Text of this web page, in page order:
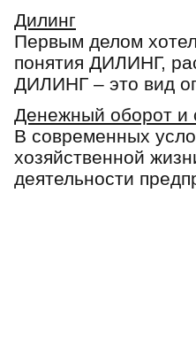
Дилинг
Первым делом
понятия ДИЛИНГ,
ДИЛИНГ – это вид
Денежный оборот и
В современных
хозяйствен­ной
деятельности